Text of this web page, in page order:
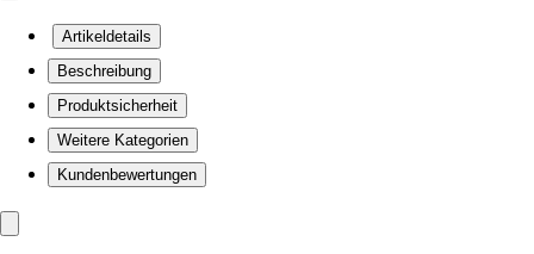
Artikeldetails
Beschreibung
Produktsicherheit
Weitere Kategorien
Kundenbewertungen